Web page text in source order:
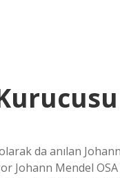
da anılan
Johann Mendel